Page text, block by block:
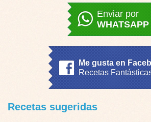
Enviar por
WHATSAPP
Me gusta en
Recetas
Recetas sugeridas